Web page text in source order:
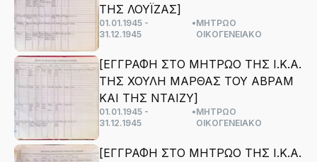
ΤΗΣ ΛΟΥΪΖΑΣ]
01.01.1945 -
31.12.1945
•ΜΗΤΡΩΟ
ΟΙΚΟΓΕΝΕΙΑΚΟ
[ΕΓΓΡΑΦΗ ΣΤΟ ΜΗΤΡΩΟ ΤΗΣ Ι.Κ.Α.
ΤΗΣ ΧΟΥΛΗ ΜΑΡΘΑΣ ΤΟΥ ΑΒΡΑΜ
ΚΑΙ ΤΗΣ ΝΤΑΙΖΥ]
01.01.1945 -
31.12.1945
•ΜΗΤΡΩΟ
ΟΙΚΟΓΕΝΕΙΑΚΟ
[ΕΓΓΡΑΦΗ ΣΤΟ ΜΗΤΡΩΟ ΤΗΣ Ι.Κ.Α.